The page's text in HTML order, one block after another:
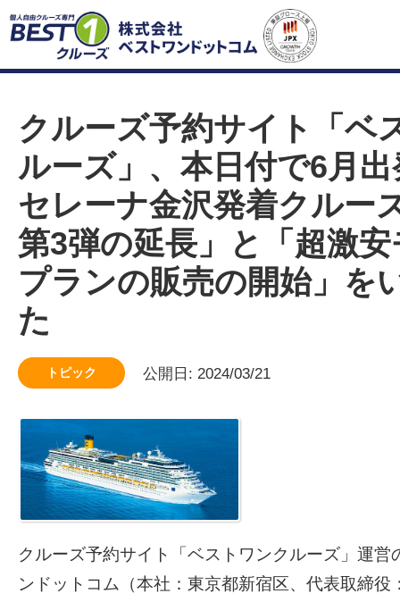
クルーズ予約サイト「ベ
ルーズ」、本日付で6月
セレーナ金沢発着クルー
第3弾の延長」と「超激
プランの販売の開始」を
た
トピック 公開日: 2024/03/21
クルーズ予約サイト「ベストワンクルーズ」運営
ンドットコム（本社：東京都新宿区、代表取締役